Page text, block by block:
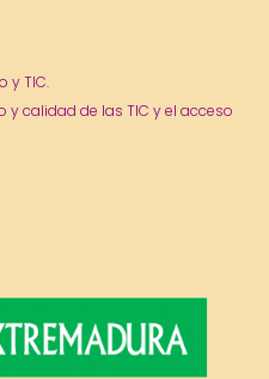
y TIC.
y calidad de las TIC y el acceso